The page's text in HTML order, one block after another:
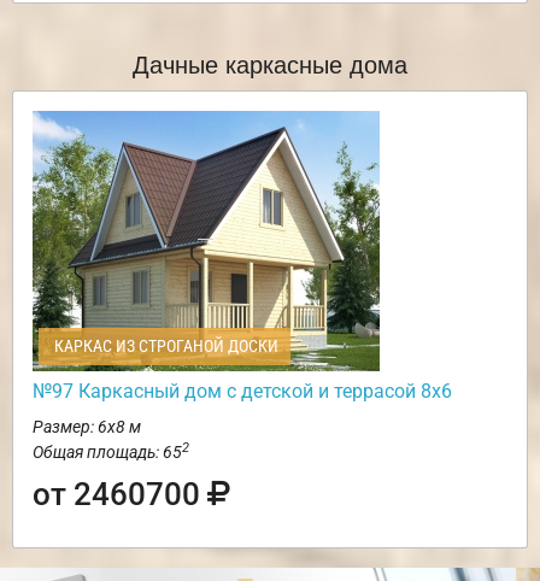
Дачные каркасные дома
КАРКАС ИЗ СТРОГАНОЙ ДОСКИ
№97 Каркасный дом с детской и террасой 8х6
Размер: 6х8 м
Общая площадь: 652
от 2460700